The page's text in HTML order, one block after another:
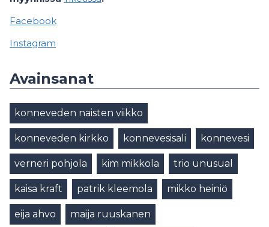
Facebook
Instagram
Avainsanat
konneveden naisten viikko
konneveden kirkko konnevesisali konnevesi
verneri pohjola kim mikkola trio unusual
kaisa kraft patrik kleemola mikko heiniö
eija ahvo maija ruuskanen